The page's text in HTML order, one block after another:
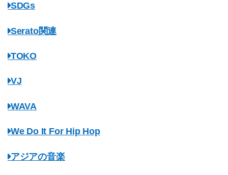
SDGs
Serato関連
TOKO
VJ
WAVA
We Do It For Hip Hop
アジアの音楽